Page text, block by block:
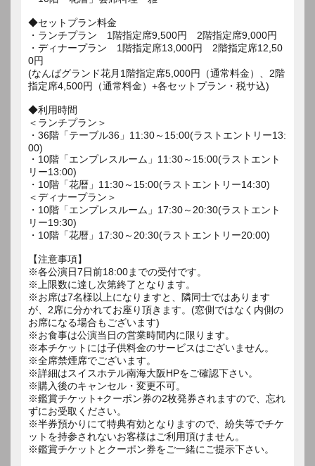
◆セットプラン料金
・ランチプラン 1階指定席9,500円 2階指定席9,000円
・ディナープラン 1階指定席13,000円 2階指定席12,50
0円
(なんばグランド花月1階指定席5,000円（通常料金）、2階
指定席4,500円（通常料金）+各セットプラン・税サ込)
◆利用時間
＜ランチプラン＞
・36階「テーブル36」11:30～15:00(ラストエントリー13:
00)
・10階「エンプレスルーム」11:30～15:00(ラストエント
リー13:00)
・10階「花暦」11:30～15:00(ラストエントリー14:30)
＜ディナープラン＞
・10階「エンプレスルーム」17:30～20:30(ラストエント
リー19:30)
・10階「花暦」17:30～20:30(ラストエントリー20:00)
【注意事項】
※各公演日7日前18:00までの受付です。
※上限数に達し次第終了となります。
※お席は7名様以上になりますと、隣同士ではあります
が、2席に分かれてお座り頂きます。(窓側ではなく内側の
お席になる場合もございます)
※お食事は公演当日の営業時間内に限ります。
※本チケットには子供料金のサービスはございません。
※全席禁煙席でございます。
※詳細はスイスホテル南海大阪HPをご確認下さい。
※購入後のキャンセル・変更不可。
※鑑賞チケット+クーポン券の2枚発券されますので、忘れ
ずにお受取ください。
※半券預かりにて特典有効となりますので、紛失等でチケ
ットを持参されないお客様はご利用頂けません。
※鑑賞チケットとクーポン券をご一緒にご提示下さい。